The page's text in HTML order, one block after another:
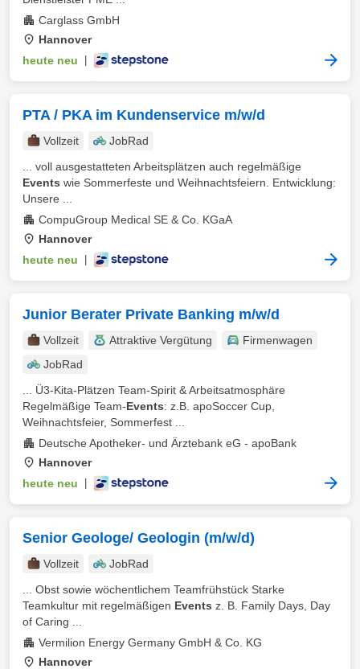
Carglass GmbH
Hannover
heute neu
PTA / PKA im Kundenservice m/w/d
Vollzeit
JobRad
... voll ausgestatteten Arbeitsplätzen auch regelmäßige
Events wie Sommerfeste und Weihnachtsfeiern. Entwicklung:
Unsere ...
CompuGroup Medical SE & Co. KGaA
Hannover
heute neu
Junior Berater Private Banking m/w/d
Vollzeit Attraktive Vergütung
Firmenwagen
JobRad
... Ü3-Kita-Plätzen Team-Spirit & Arbeitsatmosphäre
Regelmäßige Team-Events: z.B. apoSoccer Cup,
Weihnachtsfeier, Sommerfest ...
Deutsche Apotheker- und Ärztebank eG - apoBank
Hannover
heute neu
Senior Geologe/ Geologin (m/w/d)
Vollzeit
JobRad
... Obst sowie wöchentlichem Teamfrühstück Starke
Teamkultur mit regelmäßigen Events z. B. Family Days, Day
of Caring ...
Vermilion Energy Germany GmbH & Co. KG
Hannover